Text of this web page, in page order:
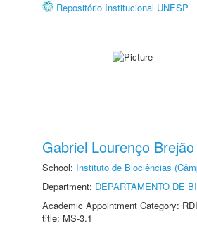
Repositório Institucional UNESP
Gabriel Lourenço Brejão
School: Instituto de Biociências
Department: DEPARTAMENTO DE
Academic Appointment Category:
title: MS-3.1